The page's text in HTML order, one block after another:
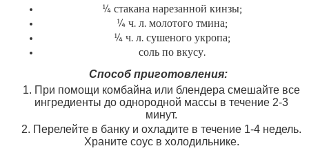
¼ стакана нарезанной кинзы;
¼ ч. л. молотого тмина;
¼ ч. л. сушеного укропа;
соль по вкусу.
Способ приготовления:
При помощи комбайна или блендера смешайте все
ингредиенты до однородной массы в течение 2-3
минут.
Перелейте в банку и охладите в течение 1-4 недель.
Храните соус в холодильнике.